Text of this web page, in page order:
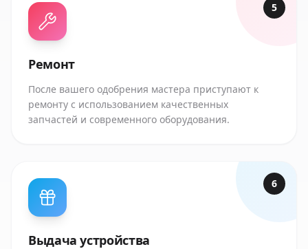
5
Ремонт
После вашего одобрения мастера приступают к
ремонту с использованием качественных
запчастей и современного оборудования.
6
Выдача устройства